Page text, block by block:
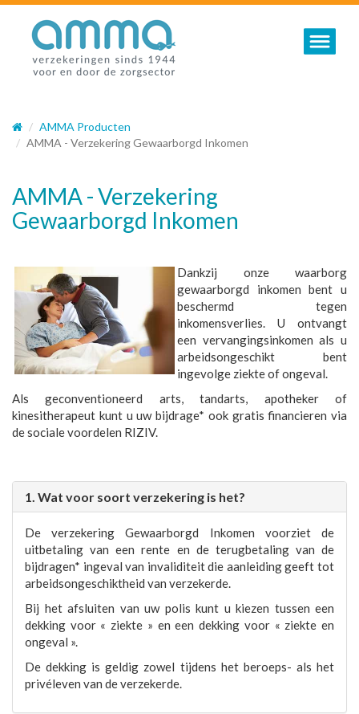
Toggle
AMMA Producten
AMMA - Verzekering Gewaarborgd Inkomen
AMMA - Verzekering
Gewaarborgd Inkomen
Dankzij onze waarborg
gewaarborgd inkomen bent u
beschermd tegen
inkomensverlies. U ontvangt
een vervangingsinkomen als u
arbeidsongeschikt bent
ingevolge ziekte of ongeval.
Als geconventioneerd arts, tandarts, apotheker of
kinesitherapeut kunt u uw bijdrage* ook gratis financieren via
de sociale voordelen RIZIV.
1. Wat voor soort verzekering is het?
De verzekering Gewaarborgd Inkomen voorziet de
uitbetaling van een rente en de terugbetaling van de
bijdragen* ingeval van invaliditeit die aanleiding geeft tot
arbeidsongeschiktheid van verzekerde.
Bij het afsluiten van uw polis kunt u kiezen tussen een
dekking voor « ziekte » en een dekking voor « ziekte en
ongeval ».
De dekking is geldig zowel tijdens het beroeps- als het
privéleven van de verzekerde.